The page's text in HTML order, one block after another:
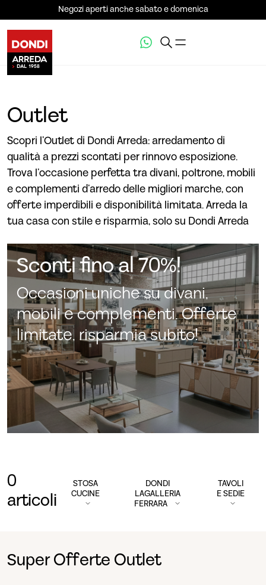
Negozi aperti anche sabato e domenica
Outlet
Scopri l’Outlet di Dondi Arreda: arredamento di
qualità a prezzi scontati per rinnovo esposizione.
Trova l’occasione perfetta tra divani, poltrone, mobili
e complementi d’arredo delle migliori marche, con
offerte imperdibili e disponibilità limitata. Arreda la
tua casa con stile e risparmia, solo su Dondi Arreda
Sconti fino al 70%!
Occasioni uniche su divani,
mobili e complementi. Offerte
limitate, risparmia subito!
0
articoli
STOSA
CUCINE
DONDI
LAGALLERIA
FERRARA
TAVOLI
E SEDIE
Super Offerte Outlet